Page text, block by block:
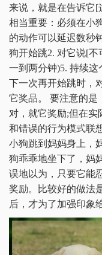
来说，就是在告诉它
相当重要：必须在小
的动作可以延迟数秒
狗开始跳2. 对它说[不
一到两分钟)5. 持续
下一次再开始跳时，
它奖品。 要注意的是
对，就它奖励;但在实
和错误的行为模式联
小狗跳到妈妈身上，
狗乖乖地坐下了，妈
误地以为，只要它能
奖励。比较好的做法
后，才为了加强印象